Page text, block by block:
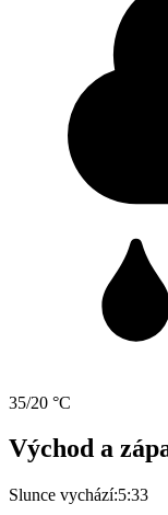
35/20 °C
Východ a
Slunce vychází:5:33